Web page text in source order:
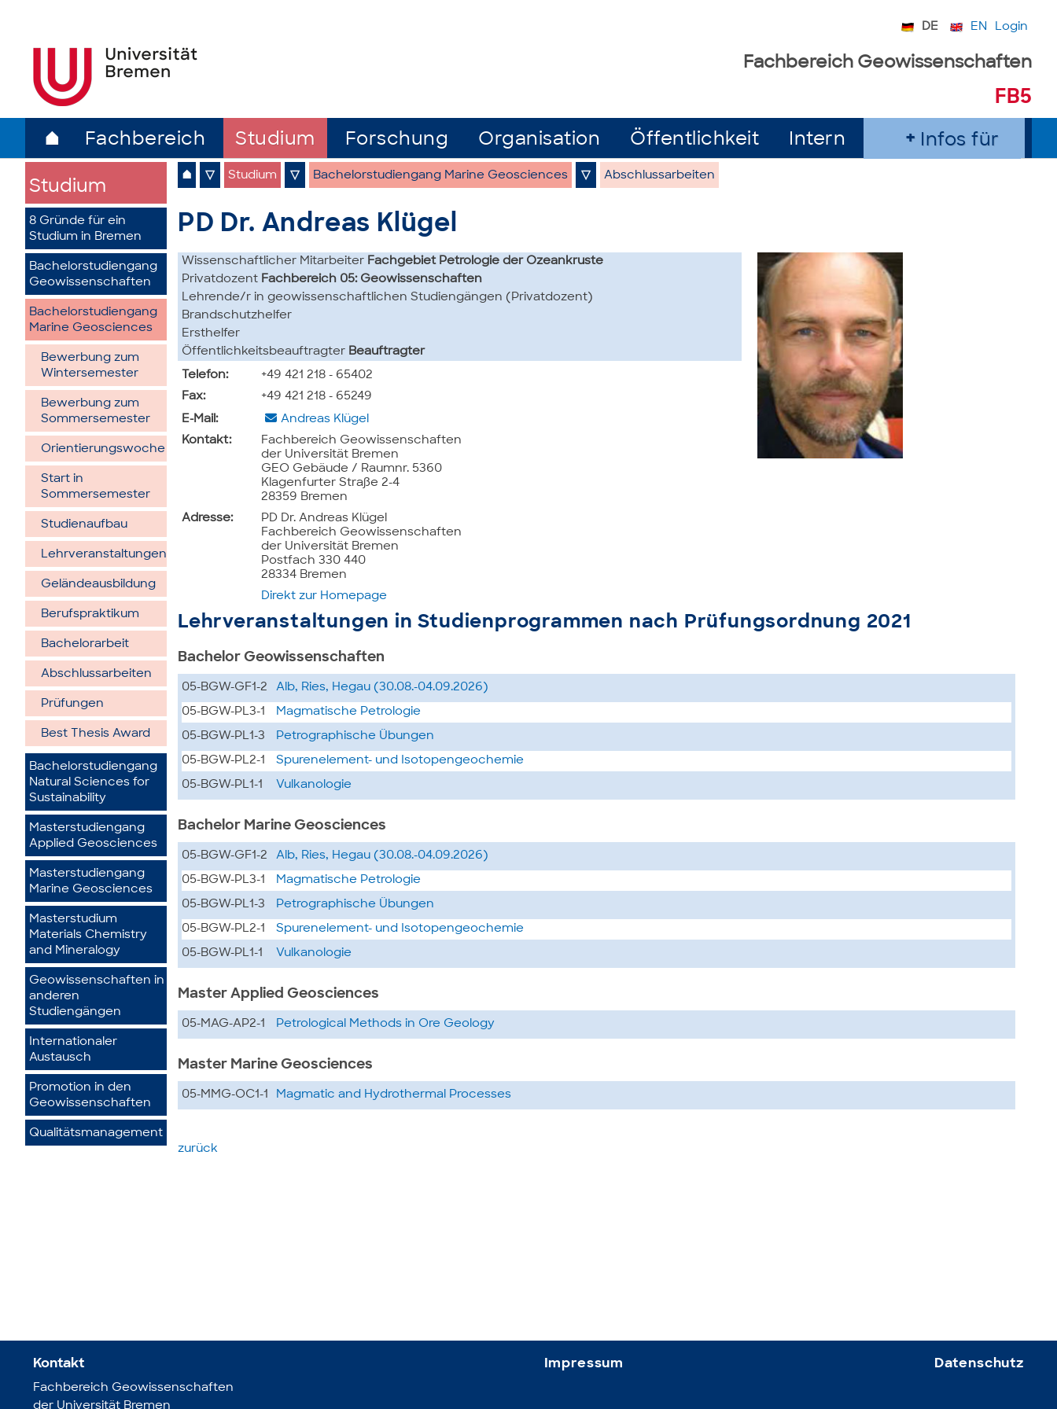
DE EN Login
Fachbereich Geowissenschaften
FB5
⌂ Fachbereich Studium Forschung Organisation Öffentlichkeit Intern Infos für
Studium
8 Gründe für ein
Studium in Bremen
Bachelorstudiengang
Geowissenschaften
Bachelorstudiengang
Marine Geosciences
Bewerbung zum
Wintersemester
Bewerbung zum
Sommersemester
Orientierungswoche
Start in
Sommersemester
Studienaufbau
Lehrveran­staltungen
Gelände­ausbildung
Berufspraktikum
Bachelorarbeit
Abschlussarbeiten
Prüfungen
Best Thesis Award
Bachelorstudiengang
Natural Sciences for
Sustainability
Masterstudiengang
Applied Geosciences
Masterstudiengang
Marine Geosciences
Masterstudium
Materials Chemistry
and Mineralogy
Geowissenschaften in
anderen
Studiengängen
Internationaler
Austausch
Promotion in den
Geowissenschaften
Qualitätsmanagement
⌂ ▽ Studium ▽ Bachelorstudiengang Marine Geosciences ▽ Abschlussarbeiten
PD Dr. Andreas Klügel
Wissenschaftlicher Mitarbeiter Fachgebiet Petrologie der Ozeankruste
Privatdozent Fachbereich 05: Geowissenschaften
Lehrende/r in geowissenschaftlichen Studiengängen (Privatdozent)
Brandschutzhelfer
Ersthelfer
Öffentlichkeitsbeauftragter Beauftragter
Telefon:
+49 421 218 - 65402
Fax:
+49 421 218 - 65249
E-Mail:
Andreas Klügel
Kontakt:
Fachbereich Geowissenschaften
der Universität Bremen
GEO Gebäude / Raumnr. 5360
Klagenfurter Straße 2-4
28359 Bremen
Adresse:
PD Dr. Andreas Klügel
Fachbereich Geowissenschaften
der Universität Bremen
Postfach 330 440
28334 Bremen
Direkt zur Homepage
Lehrveranstaltungen in Studienprogrammen nach Prüfungsordnung 2021
Bachelor Geowissenschaften
05-BGW-GF1-2 Alb, Ries, Hegau (30.08.-04.09.2026)
05-BGW-PL3-1 Magmatische Petrologie
05-BGW-PL1-3 Petrographische Übungen
05-BGW-PL2-1 Spurenelement- und Isotopengeochemie
05-BGW-PL1-1 Vulkanologie
Bachelor Marine Geosciences
05-BGW-GF1-2 Alb, Ries, Hegau (30.08.-04.09.2026)
05-BGW-PL3-1 Magmatische Petrologie
05-BGW-PL1-3 Petrographische Übungen
05-BGW-PL2-1 Spurenelement- und Isotopengeochemie
05-BGW-PL1-1 Vulkanologie
Master Applied Geosciences
05-MAG-AP2-1 Petrological Methods in Ore Geology
Master Marine Geosciences
05-MMG-OC1-1 Magmatic and Hydrothermal Processes
zurück
Kontakt
Fachbereich Geowissenschaften
der Universität Bremen
Impressum Datenschutz